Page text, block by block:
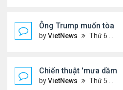
Ông Trump muốn tòa
byVietNews Thứ 6 Tháng 7 18, 2025 3:50 pm
Chiến thuật 'mưa dầm'
byVietNews Thứ 5 Tháng 7 17, 2025 9:34 am